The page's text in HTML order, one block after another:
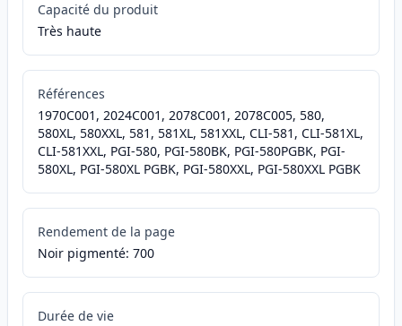
Capacité du produit
Très haute
Références
1970C001, 2024C001, 2078C001, 2078C005, 580,
580XL, 580XXL, 581, 581XL, 581XXL, CLI-581, CLI-581XL,
CLI-581XXL, PGI-580, PGI-580BK, PGI-580PGBK, PGI-
580XL, PGI-580XL PGBK, PGI-580XXL, PGI-580XXL PGBK
Rendement de la page
Noir pigmenté: 700
Durée de vie